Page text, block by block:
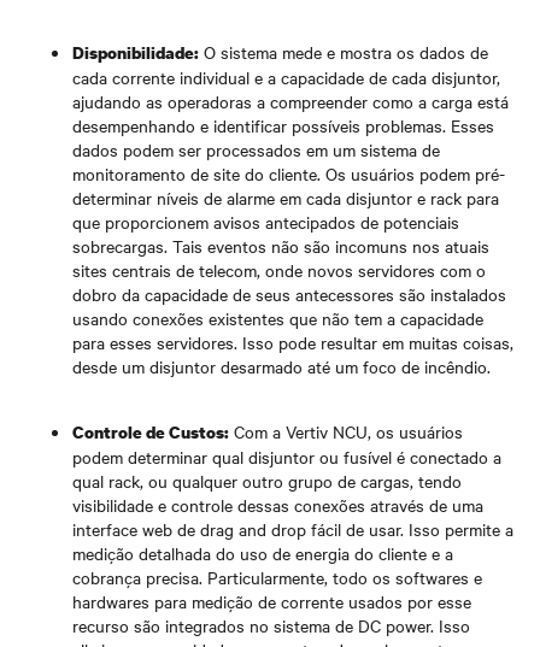
Disponibilidade: O sistema mede e mostra os dados de
cada corrente individual e a capacidade de cada disjuntor,
ajudando as operadoras a compreender como a carga está
desempenhando e identificar possíveis problemas. Esses
dados podem ser processados em um sistema de
monitoramento de site do cliente. Os usuários podem pré-
determinar níveis de alarme em cada disjuntor e rack para
que proporcionem avisos antecipados de potenciais
sobrecargas. Tais eventos não são incomuns nos atuais
sites centrais de telecom, onde novos servidores com o
dobro da capacidade de seus antecessores são instalados
usando conexões existentes que não tem a capacidade
para esses servidores. Isso pode resultar em muitas coisas,
desde um disjuntor desarmado até um foco de incêndio.
Controle de Custos: Com a Vertiv NCU, os usuários
podem determinar qual disjuntor ou fusível é conectado a
qual rack, ou qualquer outro grupo de cargas, tendo
visibilidade e controle dessas conexões através de uma
interface web de drag and drop fácil de usar. Isso permite a
medição detalhada do uso de energia do cliente e a
cobrança precisa. Particularmente, todo os softwares e
hardwares para medição de corrente usados por esse
recurso são integrados no sistema de DC power. Isso